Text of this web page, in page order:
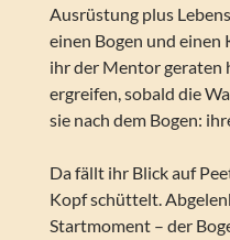
Ausrüstung plus
einen Bogen und einen
ihr der Mentor geraten
ergreifen, sobald die
sie nach dem Bogen:
Da fällt ihr Blick auf
Kopf schüttelt.
Startmoment – der